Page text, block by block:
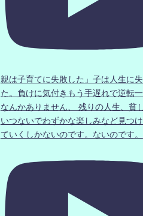
親は子育てに失敗した」子は人生に
た。負けに気付きもう手遅れで逆転
なんかありません、 残りの人生、貧
いつないでわずかな楽しみなど見つ
ていくしかないのです。ないのです。